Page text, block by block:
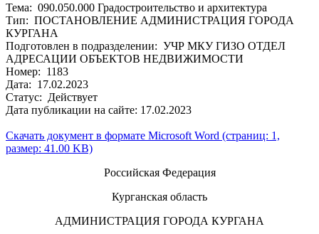
Тема: 090.050.000 Градостроительство и архитектура
Тип: ПОСТАНОВЛЕНИЕ АДМИНИСТРАЦИЯ ГОРОДА
КУРГАНА
Подготовлен в подразделении: УЧР МКУ ГИЗО ОТДЕЛ
АДРЕСАЦИИ ОБЪЕКТОВ НЕДВИЖИМОСТИ
Номер: 1183
Дата: 17.02.2023
Статус: Действует
Дата публикации на сайте: 17.02.2023
Скачать документ в формате Microsoft Word (страниц: 1,
размер: 41.00 KB)
Российская Федерация
Курганская область
АДМИНИСТРАЦИЯ ГОРОДА КУРГАНА